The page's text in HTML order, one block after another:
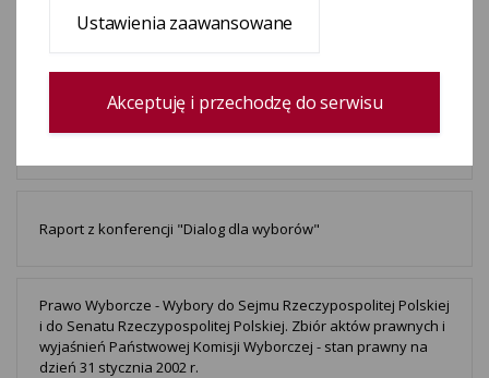
Nowy wzór karty do głosowania - wyraź swoją opinię
Prawo Wyborcze - Wybory Prezydenta Rzeczypospolitej
Polskiej. Zbiór aktów prawnych oraz wyjaśnień Państwowej
Raport z konferencji "Dialog dla wyborów"
Prawo Wyborcze - Wybory do Sejmu Rzeczypospolitej Polskiej
i do Senatu Rzeczypospolitej Polskiej. Zbiór aktów prawnych i
wyjaśnień Państwowej Komisji Wyborczej - stan prawny na
dzień 31 stycznia 2002 r.
Ustawienia zaawansowane
Akceptuję i przechodzę do serwisu